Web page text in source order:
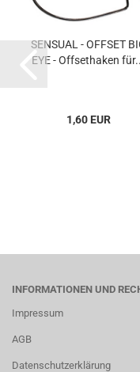
SENSUAL - OFFSET
EYE - Offsethaken
1,60 EUR
INFORMATIONEN UND
Impressum
AGB
Datenschutzerklärung